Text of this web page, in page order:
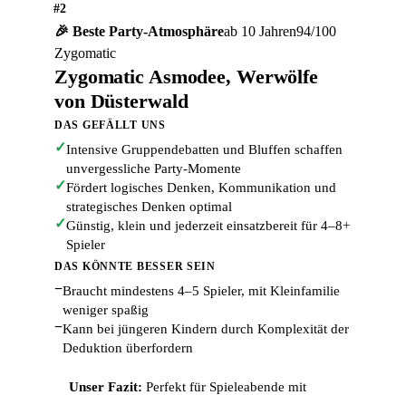
#2
🎉 Beste Party-Atmosphäreab 10 Jahren94/100
Zygomatic
Zygomatic Asmodee, Werwölfe
von Düsterwald
DAS GEFÄLLT UNS
✓Intensive Gruppendebatten und Bluffen schaffen
unvergessliche Party-Momente
✓Fördert logisches Denken, Kommunikation und
strategisches Denken optimal
✓Günstig, klein und jederzeit einsatzbereit für 4–8+
Spieler
DAS KÖNNTE BESSER SEIN
−Braucht mindestens 4–5 Spieler, mit Kleinfamilie
weniger spaßig
−Kann bei jüngeren Kindern durch Komplexität der
Deduktion überfordern
Unser Fazit: Perfekt für Spieleabende mit